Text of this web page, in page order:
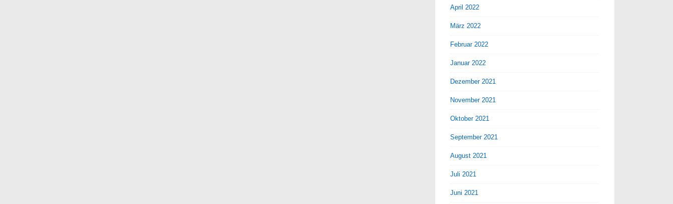
April 2022
März 2022
Februar 2022
Januar 2022
Dezember 2021
November 2021
Oktober 2021
September 2021
August 2021
Juli 2021
Juni 2021